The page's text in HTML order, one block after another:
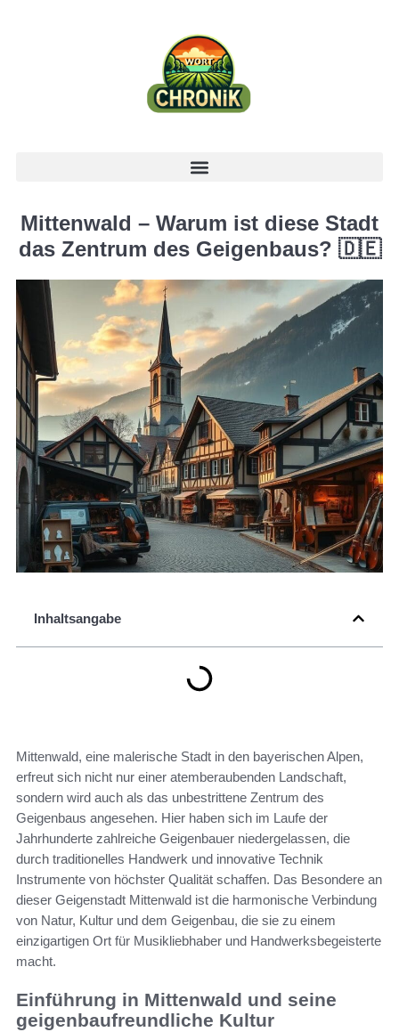
Mittenwald – Warum ist diese Stadt
das Zentrum des Geigenbaus? 🇩🇪
Inhaltsangabe
Mittenwald, eine malerische Stadt in den bayerischen Alpen,
erfreut sich nicht nur einer atemberaubenden Landschaft,
sondern wird auch als das unbestrittene Zentrum des
Geigenbaus angesehen. Hier haben sich im Laufe der
Jahrhunderte zahlreiche Geigenbauer niedergelassen, die
durch traditionelles Handwerk und innovative Technik
Instrumente von höchster Qualität schaffen. Das Besondere an
dieser Geigenstadt Mittenwald ist die harmonische Verbindung
von Natur, Kultur und dem Geigenbau, die sie zu einem
einzigartigen Ort für Musikliebhaber und Handwerksbegeisterte
macht.
Einführung in Mittenwald und seine
geigenbaufreundliche Kultur